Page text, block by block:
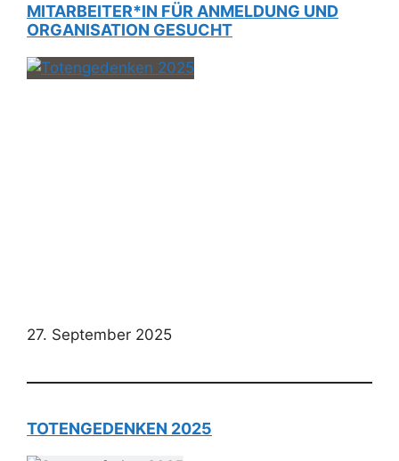
MITARBEITER*IN FÜR ANMELDUNG UND
ORGANISATION GESUCHT
27. September 2025
TOTENGEDENKEN 2025